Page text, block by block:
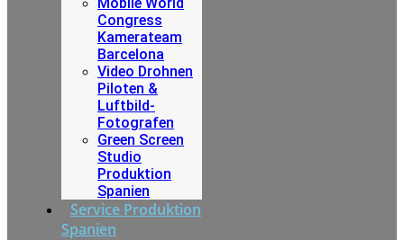
Congress
Kamerateam
Barcelona
Video Drohnen
Piloten &
Luftbild-
Fotografen
Green Screen
Studio
Produktion
Spanien
Service Produktion
Spanien